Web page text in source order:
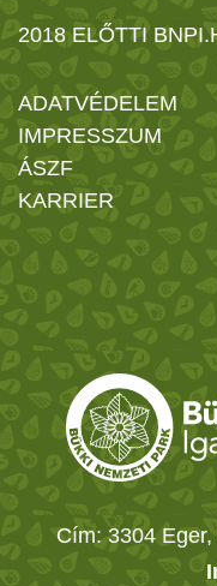
2018 ELŐTTI
ADATVÉDELEM
IMPRESSZUM
ÁSZF
KARRIER
Cím: 3304